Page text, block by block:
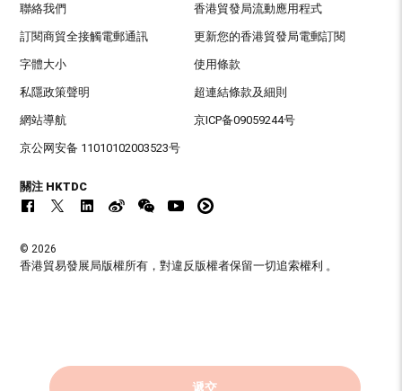
遞交
聯絡我們 香港貿發局流動應用程式
訂閱商貿全接觸電郵通訊 更新您的香港貿發局電郵訂閱
字體大小 使用條款
私隱政策聲明 超連結條款及細則
網站導航 京ICP备09059244号
京公网安备 11010102003523号
關注 HKTDC
© 2026
香港貿易發展局版權所有，對違反版權者保留一切追索權利 。